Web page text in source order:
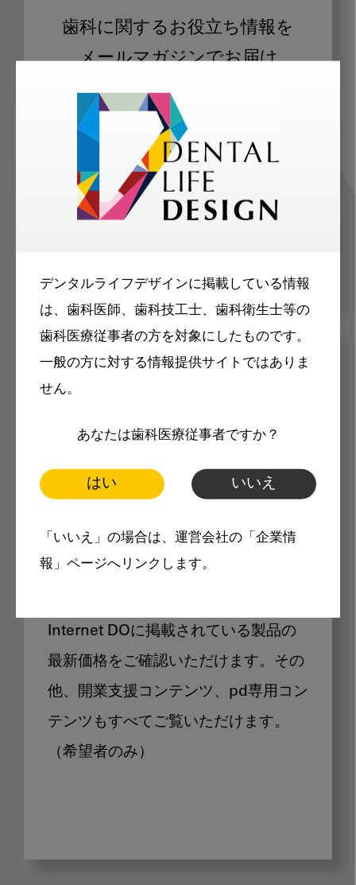
デンタルライフデザインに掲載している情報
は、歯科医師、歯科技工士、歯科衛生士等の
歯科医療従事者の方を対象にしたものです。
一般の方に対する情報提供サイトではありま
せん。
あなたは歯科医療従事者ですか？
はい いいえ
「いいえ」の場合は、運営会社の「企業情
報」ページへリンクします。
歯科に関するお役立ち情報を
メールマガジンでお届け
ご登録いただいた職種（歯科医師、歯
科衛生士、歯科技工士）に合わせた内
容のメールマガジンをお届けします。
メリット
製品価格も閲覧可能
Internet DOに掲載されている製品の
最新価格をご確認いただけます。その
他、開業支援コンテンツ、pd専用コン
テンツもすべてご覧いただけます。
（希望者のみ）